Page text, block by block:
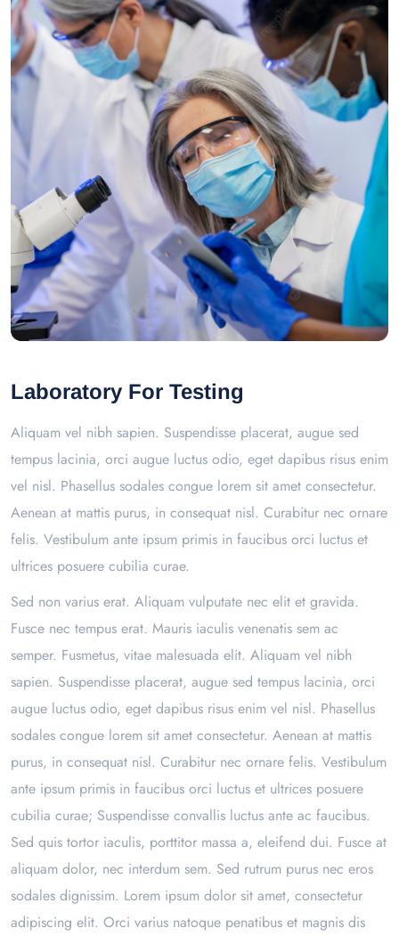
Laboratory For Testing
Aliquam vel nibh sapien. Suspendisse placerat, augue sed
tempus lacinia, orci augue luctus odio, eget dapibus risus enim
vel nisl. Phasellus sodales congue lorem sit amet consectetur.
Aenean at mattis purus, in consequat nisl. Curabitur nec ornare
felis. Vestibulum ante ipsum primis in faucibus orci luctus et
ultrices posuere cubilia curae.
Sed non varius erat. Aliquam vulputate nec elit et gravida.
Fusce nec tempus erat. Mauris iaculis venenatis sem ac
semper. Fusmetus, vitae malesuada elit. Aliquam vel nibh
sapien. Suspendisse placerat, augue sed tempus lacinia, orci
augue luctus odio, eget dapibus risus enim vel nisl. Phasellus
sodales congue lorem sit amet consectetur. Aenean at mattis
purus, in consequat nisl. Curabitur nec ornare felis. Vestibulum
ante ipsum primis in faucibus orci luctus et ultrices posuere
cubilia curae; Suspendisse convallis luctus ante ac faucibus.
Sed quis tortor iaculis, porttitor massa a, eleifend dui. Fusce at
aliquam dolor, nec interdum sem. Sed rutrum purus nec eros
sodales dignissim. Lorem ipsum dolor sit amet, consectetur
adipiscing elit. Orci varius natoque penatibus et magnis dis